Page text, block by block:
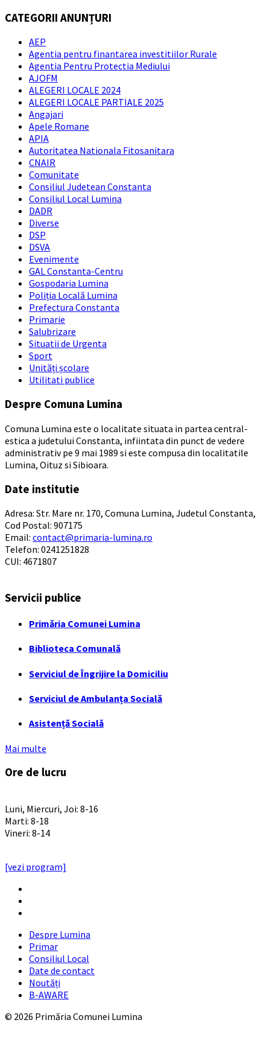
CATEGORII ANUNȚURI
AEP
Agentia pentru finantarea investitiilor Rurale
Agentia Pentru Protectia Mediului
AJOFM
ALEGERI LOCALE 2024
ALEGERI LOCALE PARTIALE 2025
Angajari
Apele Romane
APIA
Autoritatea Nationala Fitosanitara
CNAIR
Comunitate
Consiliul Judetean Constanta
Consiliul Local Lumina
DADR
Diverse
DSP
DSVA
Evenimente
GAL Constanta-Centru
Gospodaria Lumina
Poliția Locală Lumina
Prefectura Constanta
Primarie
Salubrizare
Situatii de Urgenta
Sport
Unități școlare
Utilitati publice
Despre Comuna Lumina
Comuna Lumina este o localitate situata in partea central-
estica a judetului Constanta, infiintata din punct de vedere
administrativ pe 9 mai 1989 si este compusa din localitatile
Lumina, Oituz si Sibioara.
Date institutie
Adresa: Str. Mare nr. 170, Comuna Lumina, Judetul Constanta,
Cod Postal: 907175
Email: contact@primaria-lumina.ro
Telefon: 0241251828
CUI: 4671807
Servicii publice
Primăria Comunei Lumina
Biblioteca Comunală
Serviciul de Îngrijire la Domiciliu
Serviciul de Ambulanța Socială
Asistență Socială
Mai multe
Ore de lucru
Luni, Miercuri, Joi: 8-16
Marti: 8-18
Vineri: 8-14
[vezi program]
Despre Lumina
Primar
Consiliul Local
Date de contact
Noutăți
B-AWARE
© 2026 Primăria Comunei Lumina